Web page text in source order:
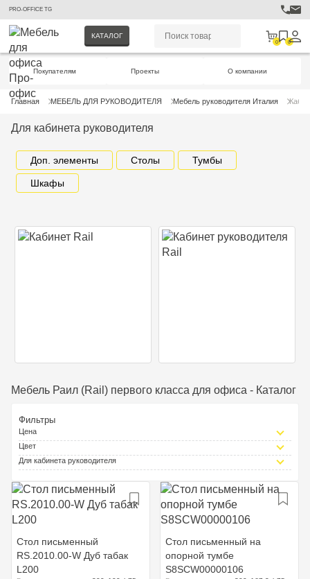
PRO-OFFICE TG
КАТАЛОГ
0 0
Покупателям Проекты О компании
Главная МЕБЕЛЬ ДЛЯ РУКОВОДИТЕЛЯ Мебель руководителя Италия
Для кабинета руководителя
Доп. элементы Столы Тумбы
Шкафы
Мебель Раил (Rail) первого класса для офиса - Каталог
Фильтры
Цена
Цвет
Для кабинета руководителя
Стол письменный
RS.2010.00-W Дуб табак
L200
Стол письменный на
опорной тумбе
S8SCW00000106